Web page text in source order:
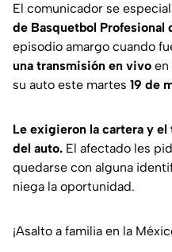
El comunicador se
de Basquetbol Profesional
episodio amargo cuando
una transmisión en vivo en
su auto este martes 19 de
Le exigieron la cartera y el
del auto. El afectado les
quedarse con alguna
niega la oportunidad.
¡Asalto a familia en la